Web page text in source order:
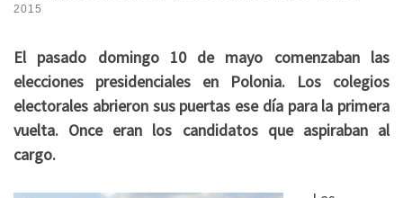
2015
El pasado domingo 10 de mayo comenzaban las
elecciones presidenciales en Polonia. Los colegios
electorales abrieron sus puertas ese día para la primera
vuelta. Once eran los candidatos que aspiraban al
cargo.